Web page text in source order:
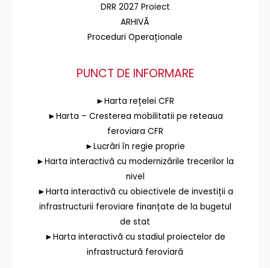
DRR 2027 Proiect
ARHIVĂ
Proceduri Operaționale
PUNCT DE INFORMARE
►Harta rețelei CFR
►Harta – Cresterea mobilitatii pe reteaua
feroviara CFR
►Lucrări în regie proprie
►Harta interactivă cu modernizările trecerilor la
nivel
►Harta interactivă cu obiectivele de investiții a
infrastructurii feroviare finanțate de la bugetul
de stat
►Harta interactivă cu stadiul proiectelor de
infrastructură feroviară